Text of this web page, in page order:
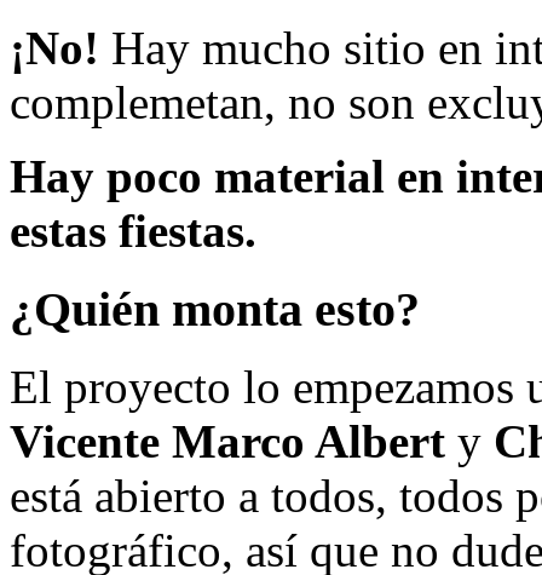
¡No! Hay mucho sitio en
complemetan, no son
Hay poco material en
estas fiestas.
¿Quién monta esto?
El proyecto lo empezamos
Vicente Marco Albert y
está abierto a todos, todos
fotográfico, así que no